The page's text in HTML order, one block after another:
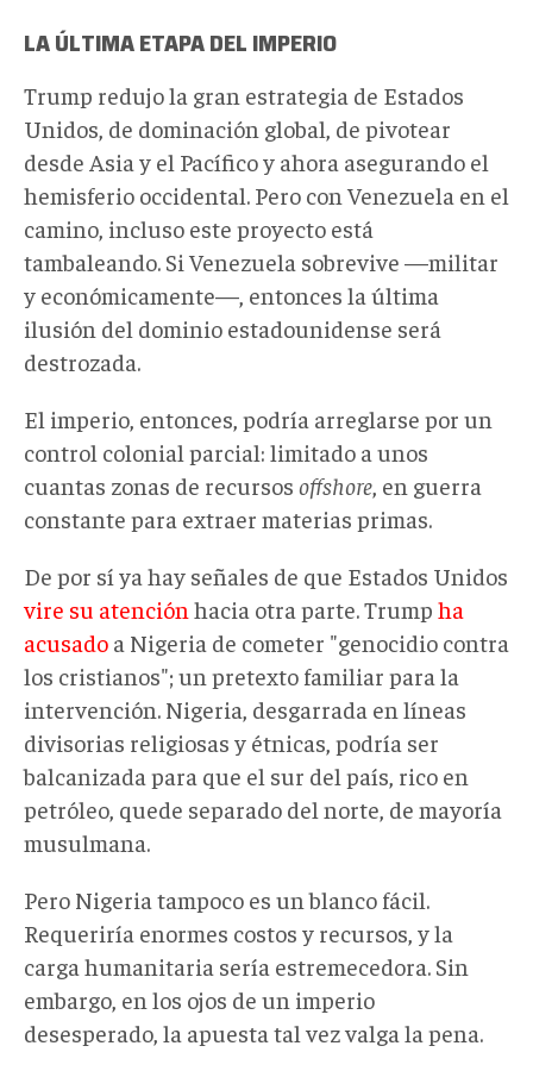
LA ÚLTIMA ETAPA DEL IMPERIO
Trump redujo la gran estrategia de Estados
Unidos, de dominación global, de pivotear
desde Asia y el Pacífico y ahora asegurando el
hemisferio occidental. Pero con Venezuela en el
camino, incluso este proyecto está
tambaleando. Si Venezuela sobrevive —militar
y económicamente—, entonces la última
ilusión del dominio estadounidense será
destrozada.
El imperio, entonces, podría arreglarse por un
control colonial parcial: limitado a unos
cuantas zonas de recursos offshore , en guerra
constante para extraer materias primas.
De por sí ya hay señales de que Estados Unidos
vire su atención hacia otra parte. Trump ha
acusado a Nigeria de cometer "genocidio contra
los cristianos"; un pretexto familiar para la
intervención. Nigeria, desgarrada en líneas
divisorias religiosas y étnicas, podría ser
balcanizada para que el sur del país, rico en
petróleo, quede separado del norte, de mayoría
musulmana.
Pero Nigeria tampoco es un blanco fácil.
Requeriría enormes costos y recursos, y la
carga humanitaria sería estremecedora. Sin
embargo, en los ojos de un imperio
desesperado, la apuesta tal vez valga la pena.